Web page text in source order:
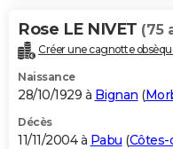
Rose LE NIVET (75
Créer une cagnotte
Naissance
28/10/1929 à Bignan (
Décès
11/11/2004 à Pabu (Côtes-